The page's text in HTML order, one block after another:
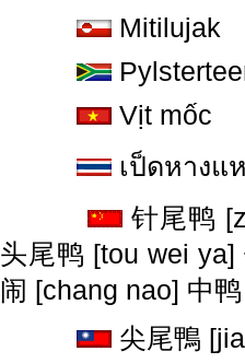
Mitilujak
Vịt mốc
เป็ดหางแ
针尾鸭
头尾鸭 [tou wei
闹 [chang nao] 中
尖尾鴨